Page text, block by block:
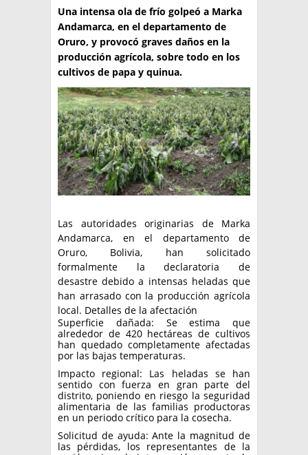
PRODUCCION
CLASIFICADOS
INTERES GENERAL
LA PAPA
RESOLUCIONES Y NORMATIVAS
ENLACES
ARGENPAPA
PUBLICIDAD
QUIENES SOMOS
CONTACTO
BUSCAR NOTICIAS
BUSCAR
Una intensa ola de frío golpeó a Marka
Andamarca, en el departamento de
Oruro, y provocó graves daños en la
producción agrícola, sobre todo en los
cultivos de papa y quinua.
Las autoridades originarias de Marka
Andamarca, en el departamento de
Oruro, Bolivia, han solicitado
formalmente la declaratoria de
desastre debido a intensas heladas que
han arrasado con la producción agrícola
local. Detalles de la afectación
Superficie dañada: Se estima que
alrededor de 420 hectáreas de cultivos
han quedado completamente afectadas
por las bajas temperaturas.
Impacto regional: Las heladas se han
sentido con fuerza en gran parte del
distrito, poniendo en riesgo la seguridad
alimentaria de las familias productoras
en un periodo crítico para la cosecha.
Solicitud de ayuda: Ante la magnitud de
las pérdidas, los representantes de la